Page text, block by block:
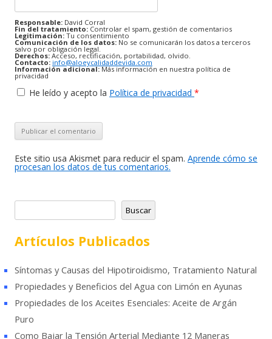
Responsable: David Corral
Fin del tratamiento: Controlar el spam, gestión de comentarios
Legitimación: Tu consentimiento
Comunicación de los datos: No se comunicarán los datos a terceros
salvo por obligación legal.
Derechos: Acceso, rectificación, portabilidad, olvido.
Contacto: info@aloeycalidaddevida.com
Información adicional:Más información en nuestra política de
privacidad
He leído y acepto la Política de privacidad *
Este sitio usa Akismet para reducir el spam. Aprende cómo se
procesan los datos de tus comentarios.
u
s
a
Buscar
Artículos Publicados
Síntomas y Causas del Hipotiroidismo, Tratamiento Natural
Propiedades y Beneficios del Agua con Limón en Ayunas
Propiedades de los Aceites Esenciales: Aceite de Argán
Puro
Como Bajar la Tensión Arterial Mediante 12 Maneras